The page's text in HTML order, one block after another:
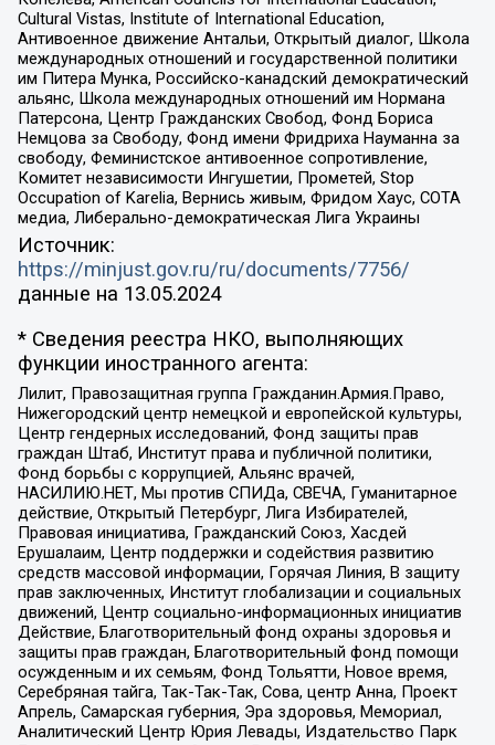
Cultural Vistas, Institute of International Education,
Антивоенное движение Антальи, Открытый диалог, Школа
международных отношений и государственной политики
им Питера Мунка, Российско-канадский демократический
альянс, Школа международных отношений им Нормана
Патерсона, Центр Гражданских Свобод, Фонд Бориса
Немцова за Свободу, Фонд имени Фридриха Науманна за
свободу, Феминистское антивоенное сопротивление,
Комитет независимости Ингушетии, Прометей, Stop
Occupation of Karelia, Вернись живым, Фридом Хаус, СОТА
медиа, Либерально-демократическая Лига Украины
Источник:
https://minjust.gov.ru/ru/documents/7756/
данные на 13.05.2024
* Сведения реестра НКО, выполняющих
функции иностранного агента:
Лилит, Правозащитная группа Гражданин.Армия.Право,
Нижегородский центр немецкой и европейской культуры,
Центр гендерных исследований, Фонд защиты прав
граждан Штаб, Институт права и публичной политики,
Фонд борьбы с коррупцией, Альянс врачей,
НАСИЛИЮ.НЕТ, Мы против СПИДа, СВЕЧА, Гуманитарное
действие, Открытый Петербург, Лига Избирателей,
Правовая инициатива, Гражданский Союз, Хасдей
Ерушалаим, Центр поддержки и содействия развитию
средств массовой информации, Горячая Линия, В защиту
прав заключенных, Институт глобализации и социальных
движений, Центр социально-информационных инициатив
Действие, Благотворительный фонд охраны здоровья и
защиты прав граждан, Благотворительный фонд помощи
осужденным и их семьям, Фонд Тольятти, Новое время,
Серебряная тайга, Так-Так-Так, Сова, центр Анна, Проект
Апрель, Самарская губерния, Эра здоровья, Мемориал,
Аналитический Центр Юрия Левады, Издательство Парк